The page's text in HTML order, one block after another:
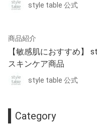
style table 公式
商品紹介
【敏感肌におすすめ】
スキンケア商品
style table 公式
Category